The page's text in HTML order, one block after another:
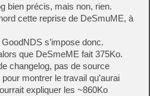
bien précis, mais non, rien.
cette reprise de DeSmuME, à
s’impose donc.
que DeSmeME fait 375Ko.
changelog, pas de source
montrer le travail qu’aurai
expliquer les ~860Ko